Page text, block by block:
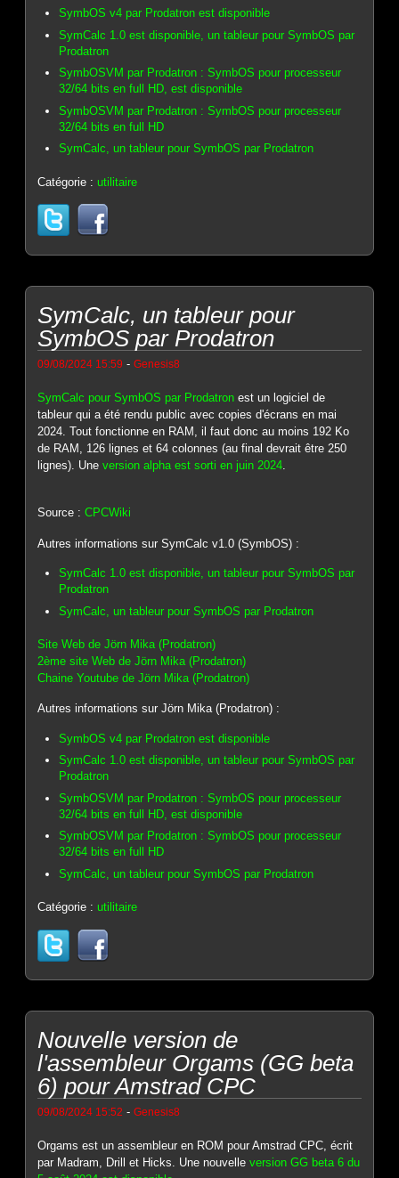
SymbOS v4 par Prodatron est disponible
SymCalc 1.0 est disponible, un tableur pour SymbOS par
Prodatron
SymbOSVM par Prodatron : SymbOS pour processeur
32/64 bits en full HD, est disponible
SymbOSVM par Prodatron : SymbOS pour processeur
32/64 bits en full HD
SymCalc, un tableur pour SymbOS par Prodatron
Catégorie :utilitaire
SymCalc, un tableur pour
SymbOS par Prodatron
09/08/2024 15:59 -Genesis8
SymCalc pour SymbOS par Prodatron est un logiciel de
tableur qui a été rendu public avec copies d'écrans en mai
2024. Tout fonctionne en RAM, il faut donc au moins 192 Ko
de RAM, 126 lignes et 64 colonnes (au final devrait être 250
lignes). Uneversion alpha est sorti en juin 2024
Source :CPCWiki
Autres informations sur SymCalc v1.0 (SymbOS) :
SymCalc 1.0 est disponible, un tableur pour SymbOS par
Prodatron
SymCalc, un tableur pour SymbOS par Prodatron
Site Web de Jörn Mika (Prodatron)
2ème site Web de Jörn Mika (Prodatron)
Chaine Youtube de Jörn Mika (Prodatron)
Autres informations sur Jörn Mika (Prodatron) :
SymbOS v4 par Prodatron est disponible
SymCalc 1.0 est disponible, un tableur pour SymbOS par
Prodatron
SymbOSVM par Prodatron : SymbOS pour processeur
32/64 bits en full HD, est disponible
SymbOSVM par Prodatron : SymbOS pour processeur
32/64 bits en full HD
SymCalc, un tableur pour SymbOS par Prodatron
Catégorie :utilitaire
Nouvelle version de
l'assembleur Orgams (GG beta
6) pour Amstrad CPC
09/08/2024 15:52 -Genesis8
Orgams est un assembleur en ROM pour Amstrad CPC, écrit
par Madram, Drill et Hicks. Une nouvelleversion GG beta 6 du